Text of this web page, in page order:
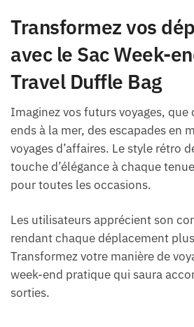
Transformez vos
avec le Sac Week-
Travel Duffle Bag
Imaginez vos futurs voyages, que
ends à la mer, des escapades en
voyages d’affaires. Le style rétro
touche d’élégance à chaque
pour toutes les occasions.
Les utilisateurs apprécient son
rendant chaque déplacement
Transformez votre manière de
week-end pratique qui saura
sorties.